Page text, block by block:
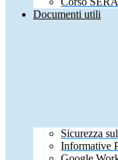
Documenti utili
Sicurezza
Informative